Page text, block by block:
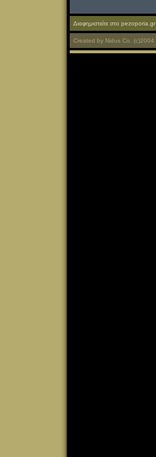
Διαφημιστείτε στο pezoporia.gr
Created by Nidus Co. (c)2004